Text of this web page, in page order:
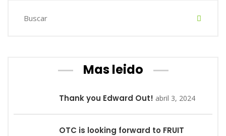
Mas leido
Thank you Edward Out! abril 3, 2024
OTC is looking forward to FRUIT